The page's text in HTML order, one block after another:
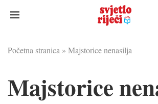
Početna stranica » Majstorice nenasilja
Majstorice